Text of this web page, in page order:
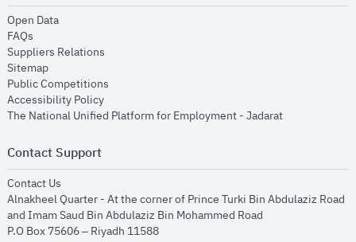
Open Dataopens in new window
FAQs
Suppliers Relations
Sitemapopens in new window
Public Competitions
Accessibility Policyopens in new window
The National Unified Platform for Employment - Jadaratopens in new
Contact Support
Contact Us
Alnakheel Quarter - At the corner of Prince Turki Bin Abdulaziz Road
and Imam Saud Bin Abdulaziz Bin Mohammed Road​
P.O Box 75606 – Riyadh 11588